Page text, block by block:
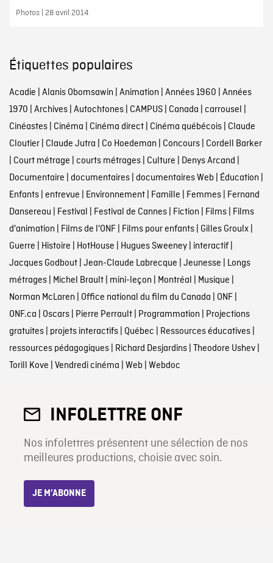
Photos | 28 avril 2014
Étiquettes populaires
Acadie Alanis Obomsawin Animation Années 1960 Années
1970 Archives| Autochtones| CAMPUS| Canada carrousel
Cinéastes| Cinéma Cinéma direct| Cinéma québécois| Claude
Cloutier| Claude Jutra Co Hoedeman Concours| Cordell Barker
Court métrage courts métrages| Culture Denys Arcand
Documentaire documentaires| documentaires Web Éducation
Enfants| entrevue Environnement| Famille Femmes| Fernand
Dansereau Festival Festival de Cannes| Fiction Films| Films
d'animation Films de l'ONF| Films pour enfants| Gilles Groulx|
Guerre Histoire HotHouse Hugues Sweeney| interactif|
Jacques Godbout| Jean-Claude Labrecque Jeunesse Longs
métrages| Michel Brault| mini-leçon Montréal Musique
Norman McLaren Office national du film du Canada ONF|
ONF.ca Oscars| Pierre Perrault| Programmation Projections
gratuites| projets interactifs| Québec Ressources éducatives|
ressources pédagogiques| Richard Desjardins| Theodore Ushev|
Torill Kove Vendredi cinéma Web Webdoc
INFOLETTRE ONF
Nos infolettres présentent une sélection de nos
meilleures productions, choisie avec soin.
JE M’ABONNE